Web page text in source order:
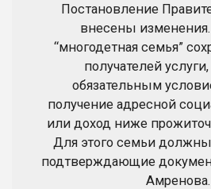
Постановление
внесены изменения.
“многодетная семья”
получателей
обязательным
получение адресной
или доход ниже
Для этого семьи
подтверждающие
Амренова.